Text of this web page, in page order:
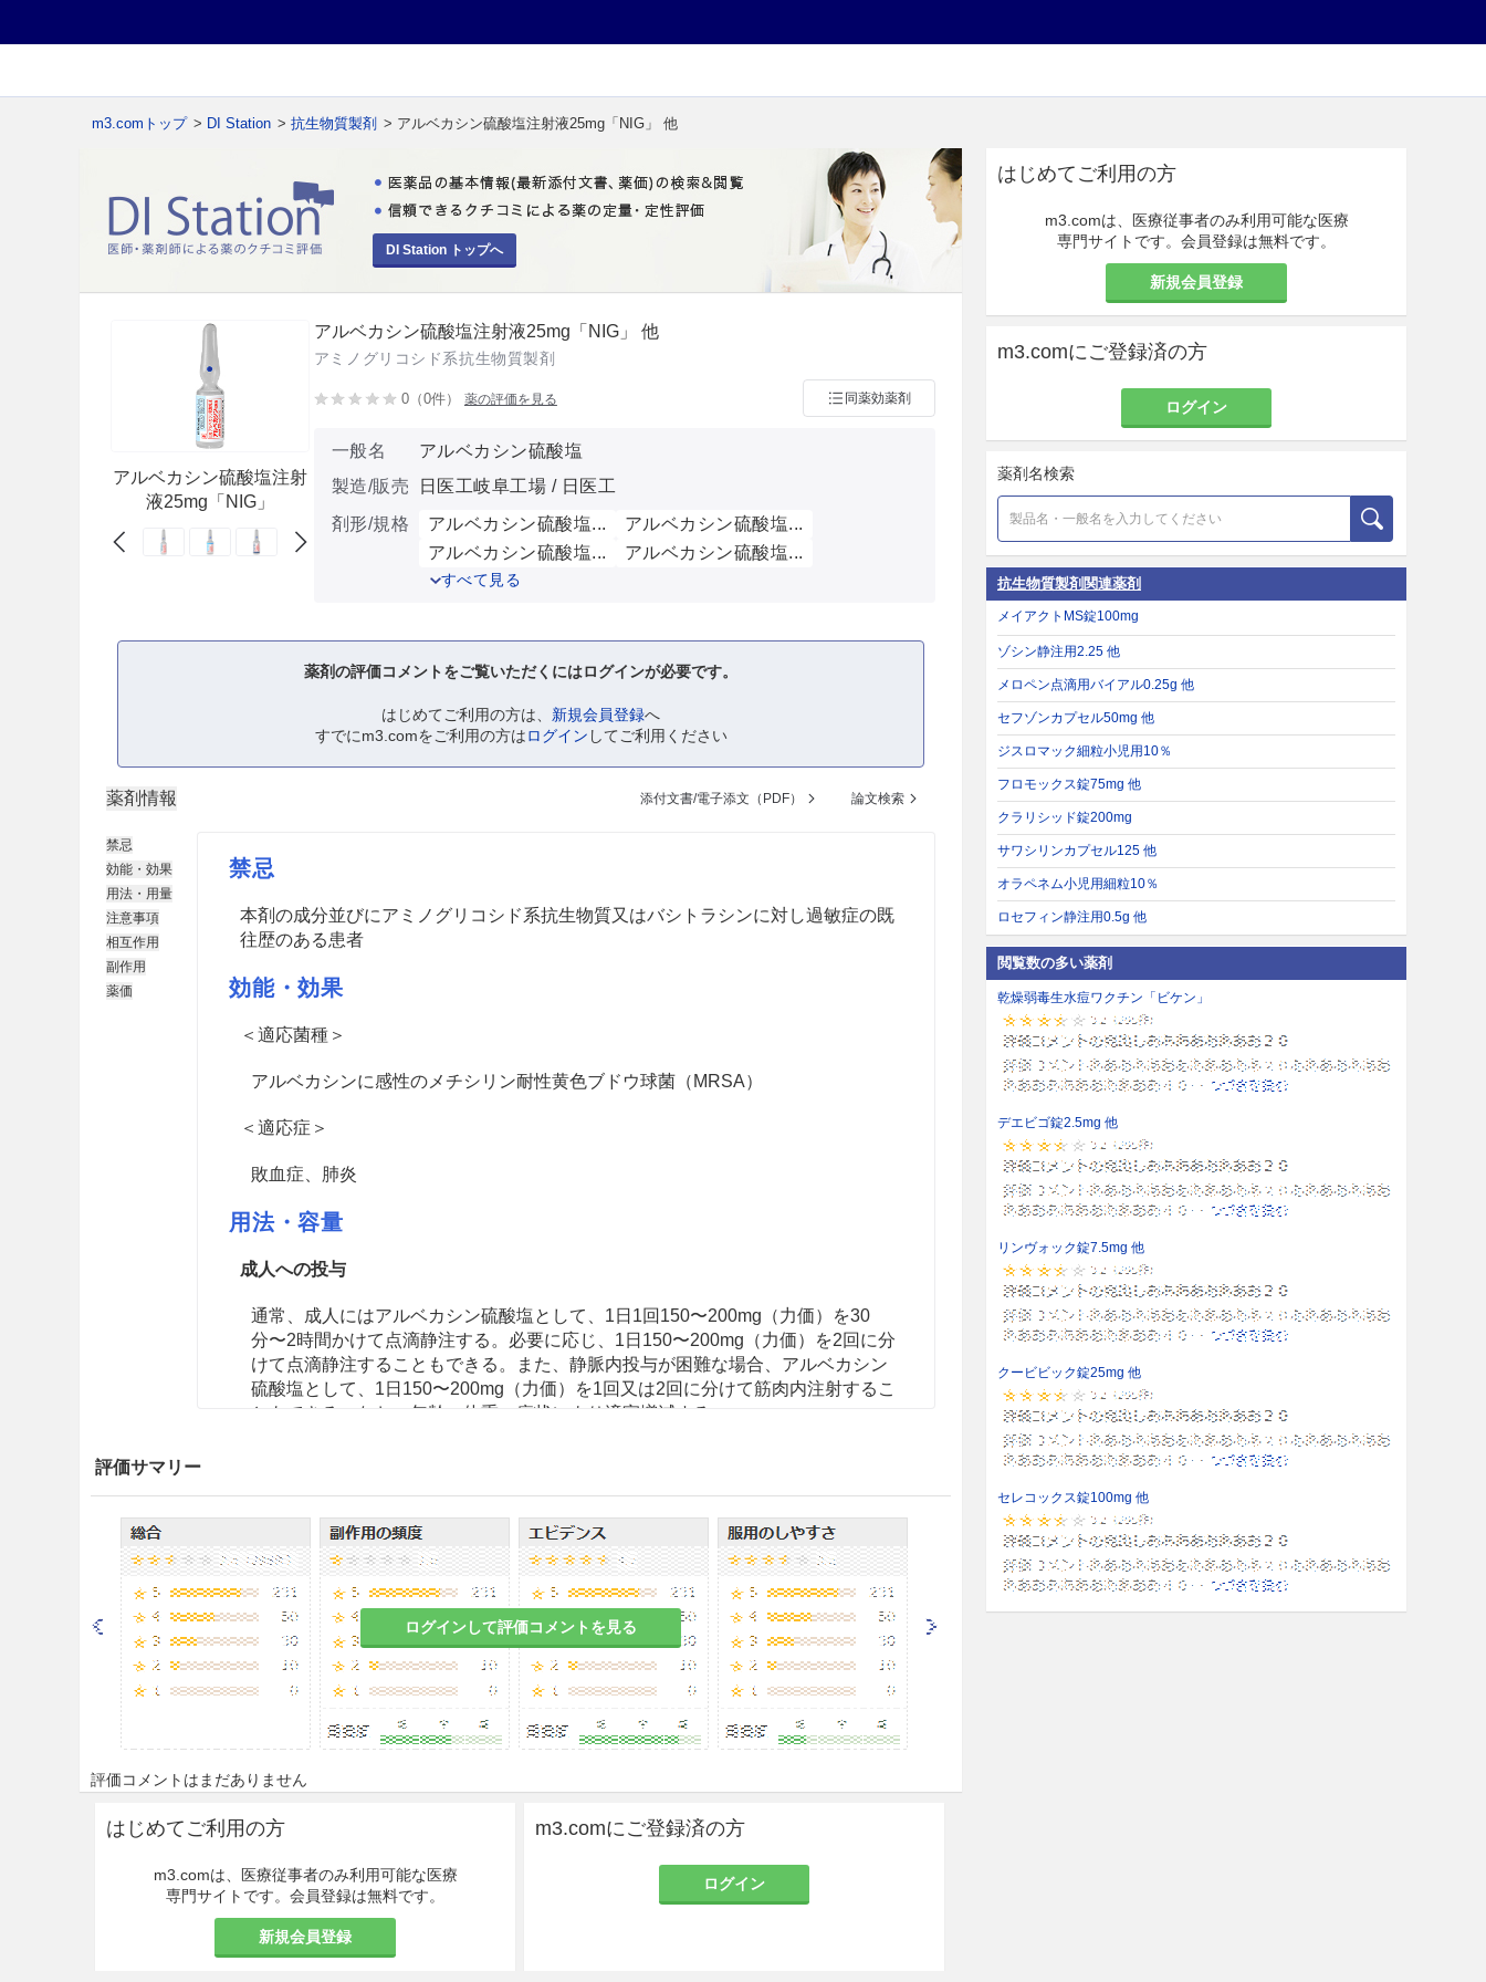
m3.comトップ > DI Station > 抗生物質製剤 > アルベカシン硫酸塩注射液25mg「NIG」 他
DI Station トップへ
アルベカシン硫酸塩注射
液25mg「NIG」
アルベカシン硫酸塩注射液25mg「NIG」 他
アミノグリコシド系抗生物質製剤
0（0件） 薬の評価を見る 同薬効薬剤
一般名
アルベカシン硫酸塩
製造/販売
日医工岐阜工場 / 日医工
剤形/規格
アルベカシン硫酸塩...
アルベカシン硫酸塩...
アルベカシン硫酸塩...
アルベカシン硫酸塩...
すべて見る
薬剤の評価コメントをご覧いただくにはログインが必要です。
はじめてご利用の方は、 新規会員登録へ
すでにm3.comをご利用の方はログイン してご利用ください
薬剤情報 添付文書/電子添文（PDF） 論文検索
禁忌
効能・効果
用法・用量
注意事項
相互作用
副作用
薬価
禁忌
本剤の成分並びにアミノグリコシド系抗生物質又はバシトラシンに対し過敏症の既
往歴のある患者
効能・効果
＜適応菌種＞
アルベカシンに感性のメチシリン耐性黄色ブドウ球菌（MRSA）
＜適応症＞
敗血症、肺炎
用法・容量
成人への投与
通常、成人にはアルベカシン硫酸塩として、1日1回150〜200mg（力価）を30
分〜2時間かけて点滴静注する。必要に応じ、1日150〜200mg（力価）を2回に分
けて点滴静注することもできる。また、静脈内投与が困難な場合、アルベカシン
硫酸塩として、1日150〜200mg（力価）を1回又は2回に分けて筋肉内注射するこ
ともできる。なお、年齢、体重、症状により適宜増減する。
けて点滴静注する。必要に応じ、1日4〜6mg（力価）/kgを2回に分けて点滴静注
することもできる。なお、年齢、体重、症状により適宜増減する。
注意事項
重要な基本的注意
8.1
本剤の使用にあたっては、耐性菌の発現等を防ぐため、原則として感受性を確
認し、疾病の治療上必要な最小限の期間の投与にとどめること。
ので、次の措置をとること。［11.1.1参照］
・事前に既往歴等について十分な問診を行うこと。なお、抗生物質等によるアレ
・投与に際しては、必ずショック等に対する救急処置のとれる準備をしておくこ
と。
評価サマリー
ログインして評価コメントを見る
評価コメントはまだありません
はじめてご利用の方
m3.comは、医療従事者のみ利用可能な医療
専門サイトです。会員登録は無料です。
新規会員登録
m3.comにご登録済の方
ログイン
はじめてご利用の方
m3.comは、医療従事者のみ利用可能な医療
専門サイトです。会員登録は無料です。
新規会員登録
m3.comにご登録済の方
ログイン
薬剤名検索
抗生物質製剤関連薬剤
メイアクトMS錠100mg
ゾシン静注用2.25 他
メロペン点滴用バイアル0.25g 他
セフゾンカプセル50mg 他
ジスロマック細粒小児用10％
フロモックス錠75mg 他
クラリシッド錠200mg
サワシリンカプセル125 他
オラペネム小児用細粒10％
ロセフィン静注用0.5g 他
閲覧数の多い薬剤
乾燥弱毒生水痘ワクチン「ビケン」
デエビゴ錠2.5mg 他
リンヴォック錠7.5mg 他
クービビック錠25mg 他
セレコックス錠100mg 他